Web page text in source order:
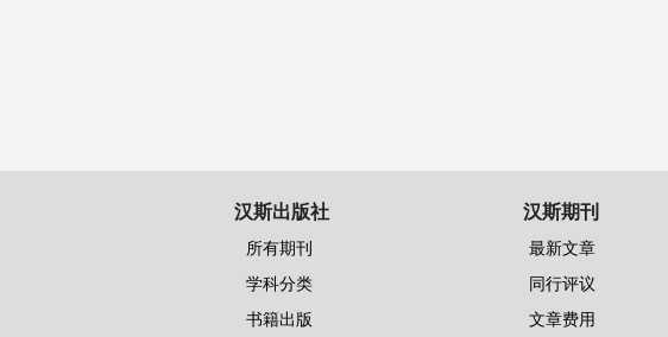
汉斯出版社
所有期刊
学科分类
书籍出版
汉斯期刊
最新文章
同行评议
文章费用